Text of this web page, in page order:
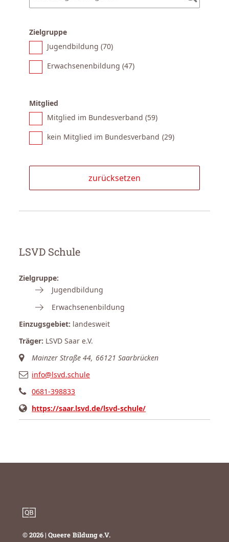
Zielgruppe
Jugendbildung (70)
Erwachsenenbildung (47)
Mitglied
Mitglied im Bundesverband (59)
kein Mitglied im Bundesverband (29)
LSVD Schule
Zielgruppe:
Jugendbildung
Erwachsenenbildung
Einzugsgebiet: landesweit
Träger: LSVD Saar e.V.
Mainzer Straße 44, 66121 Saarbrücken
info@lsvd.schule
0681-398833
https://saar.lsvd.de/lsvd-schule/
© 2026 | Queere Bildung e.V.